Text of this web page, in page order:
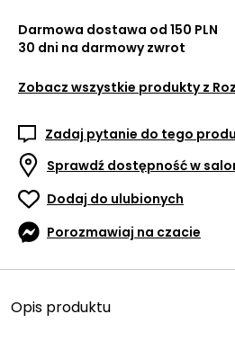
Darmowa dostawa od 150 PLN
30 dni na darmowy zwrot
Zobacz wszystkie produkty z
Zadaj pytanie do tego
Sprawdź dostępność w
Dodaj do ulubionych
Porozmawiaj na czacie
Opis produktu